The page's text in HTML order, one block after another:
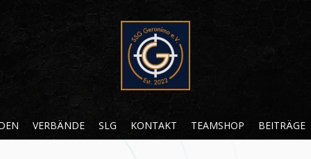
VERBÄNDE SLG KONTAKT TEAMSHOP BEITRÄGE